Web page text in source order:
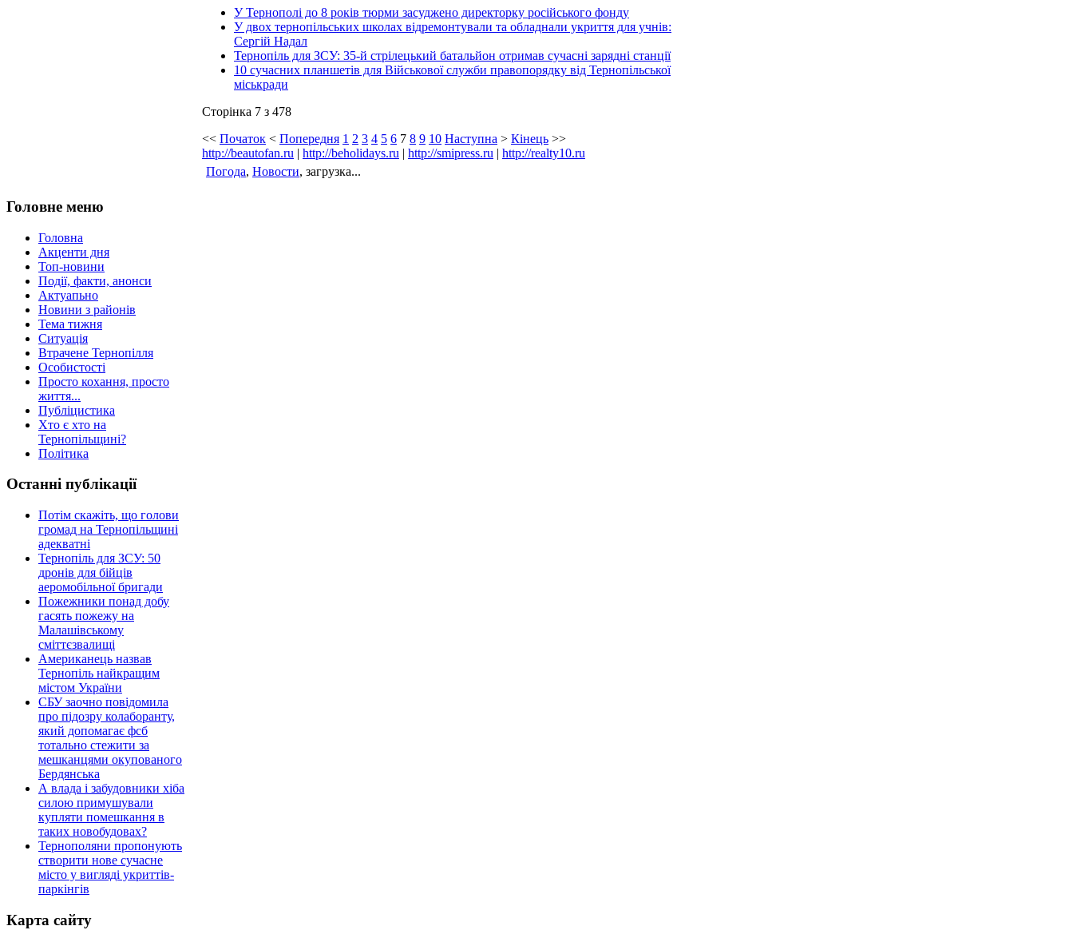
У Тернополі до 8 років тюрми засуджено директорку російського фонду
У двох тернопільських школах відремонтували та обладнали укриття для учнів:
Сергій Надал
Тернопіль для ЗСУ: 35-й стрілецький батальйон отримав сучасні зарядні станції
10 сучасних планшетів для Військової служби правопорядку від Тернопільської
міськради
Сторінка 7 з 478
<< Початок < Попередня 1 2 3 4 5 6 7 8 9 10 Наступна > Кінець >>
http://beautofan.ru | http://beholidays.ru | http://smipress.ru | http://realty10.ru
Погода, Новости, загрузка...
Головне меню
Головна
Акценти дня
Топ-новини
Події, факти, анонси
Актуапьно
Новини з районів
Тема тижня
Ситуація
Втрачене Тернопілля
Особистості
Просто кохання, просто
життя...
Публіцистика
Хто є хто на
Тернопільщині?
Політика
Останні публікації
Потім скажіть, що голови
громад на Тернопільщині
адекватні
Тернопіль для ЗСУ: 50
дронів для бійців
аеромобільної бригади
Пожежники понад добу
гасять пожежу на
Малашівському
сміттєзвалищі
Американець назвав
Тернопіль найкращим
містом України
СБУ заочно повідомила
про підозру колаборанту,
який допомагає фсб
тотально стежити за
мешканцями окупованого
Бердянська
А влада і забудовники хіба
силою примушували
купляти помешкання в
таких новобудовах?
Тернополяни пропонують
створити нове сучасне
місто у вигляді укриттів-
паркінгів
Карта сайту